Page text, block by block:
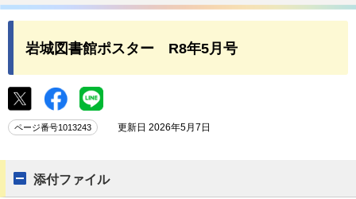
岩城図書館ポスター R8年5月号
ページ番号1013243 更新日 2026年5月7日
添付ファイル